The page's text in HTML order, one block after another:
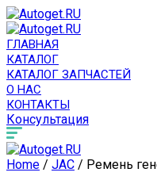
ГЛАВНАЯ
КАТАЛОГ
КАТАЛОГ ЗАПЧАСТЕЙ
О НАС
КОНТАКТЫ
Консультация
Home / JAC / Ремень